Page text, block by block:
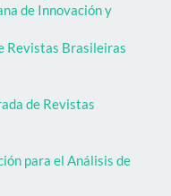
de Innovación y
Revistas Brasileiras
de Revistas
para el Análisis de